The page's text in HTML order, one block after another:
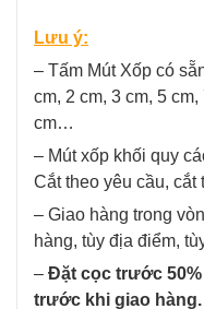
Lưu ý:
– Tấm Mút Xốp có
cm, 2 cm, 3 cm, 5
cm…
– Mút xốp khối quy
Cắt theo yêu cầu, cắt
– Giao hàng trong
hàng, tùy địa điểm,
– Đặt cọc trước
trước khi giao hàng.